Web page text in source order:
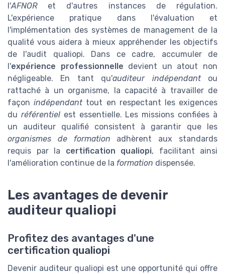
l'AFNORet d'autres instances de régulation.
L'expérience pratique dans l'évaluation et
l'implémentation des systèmes de management de la
qualité vous aidera à mieux appréhender les objectifs
de l'audit qualiopi. Dans ce cadre, accumuler de
l'expérience professionnelle devient un atout non
négligeable. En tant qu'auditeur indépendantou
rattaché à un organisme, la capacité à travailler de
façonindépendanttout en respectant les exigences
du référentielest essentielle. Les missions confiées à
un auditeur qualifié consistent à garantir que les
organismes de formation adhèrent aux standards
requis par la certification qualiopi, facilitant ainsi
l'amélioration continue de la formation dispensée.
Les avantages de devenir
auditeur qualiopi
Profitez des avantages d'une
certification qualiopi
Devenir auditeur qualiopi est une opportunité qui offre